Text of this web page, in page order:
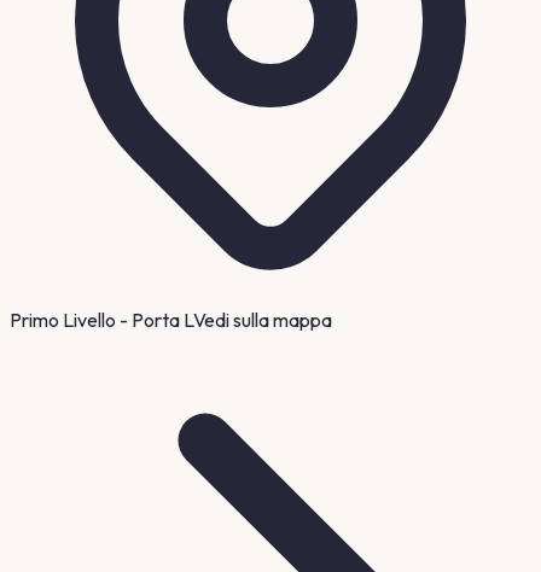
Primo Livello - Porta LVedi sulla mappa